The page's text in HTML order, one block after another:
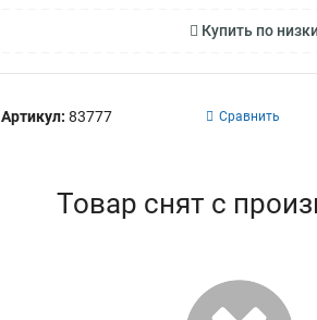
Купить по
Артикул: 83777 Сравнить
Товар снят с